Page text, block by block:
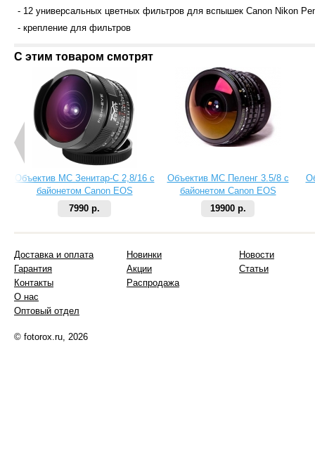
- 12 универсальных цветных фильтров для вспышек Canon Nikon
- крепление для фильтров
С этим товаром смотрят
Объектив МС Зенитар-C 2,8/16 с
байонетом Canon EOS
7990 р.
Объектив МС Пеленг 3.5/8 с
байонетом Canon EOS
19900 р.
Доставка и оплата
Гарантия
Контакты
О нас
Оптовый отдел
Новинки
Акции
Распродажа
Новости
Статьи
© fotorox.ru, 2026